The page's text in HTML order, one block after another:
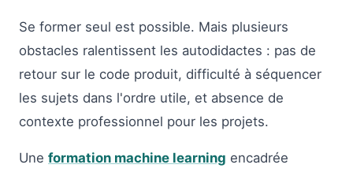
Se former seul est possible. Mais plusieurs
obstacles ralentissent les autodidactes : pas de
retour sur le code produit, difficulté à séquencer
les sujets dans l'ordre utile, et absence de
contexte professionnel pour les projets.
Une formation machine learning encadrée